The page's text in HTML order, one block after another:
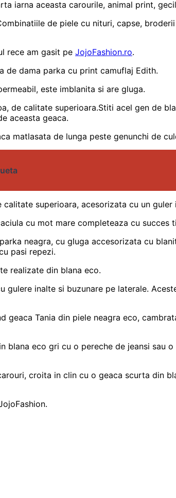
iarna aceasta carourile, animal print,
de piele cu nituri, capse,
rece am gasit pe JojoFashion.ro.
de dama parka cu print camuflaj Edith.
este imblanita si are gluga.
de calitate superioara.Stiti acel gen de
aceasta geaca.
matlasata de lunga peste genunchi de
superioara, acesorizata cu un guler
cu mot mare completeaza cu succes
neagra, cu gluga accesorizata cu
pasi repezi.
realizate din blana eco.
gulere inalte si buzunare pe laterale.
geaca Tania din piele neagra eco,
blana eco gri cu o pereche de jeansi
croita in clin cu o geaca scurta din